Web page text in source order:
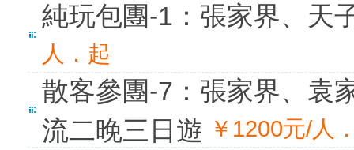
純玩包團-1：張家界、天
人．起
散客參團-7：張家界、袁
流二晚三日遊 ￥1200元/人